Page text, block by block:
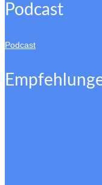
Podcast
Podcast